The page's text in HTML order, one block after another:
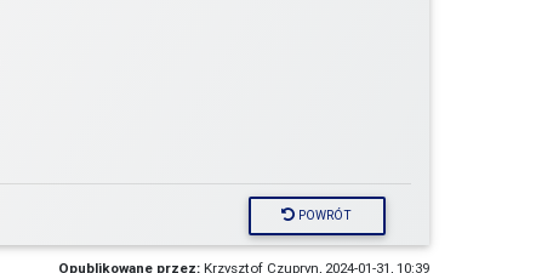
POWRÓT
Opublikowane przez: Krzysztof Czupryn, 2024-01-31, 10:39